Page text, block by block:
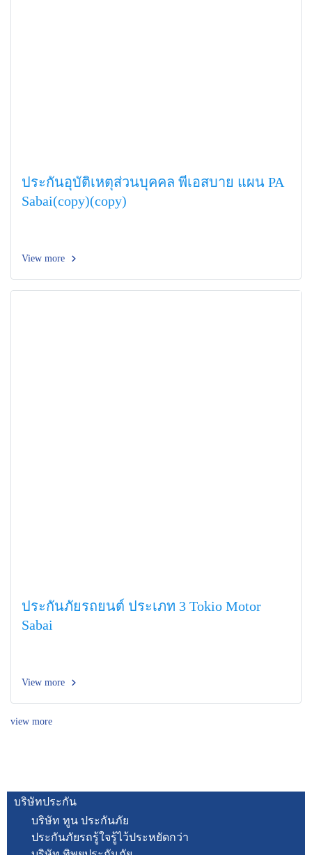
ประกันอุบัติเหตุส่วนบุคคล พีเอสบาย แผน PA
Sabai(copy)(copy)
View more
ประกันภัยรถยนต์ ประเภท 3 Tokio Motor
Sabai
View more
view more
บริษัทประกัน
บริษัท ทูน ประกันภัย
ประกันภัยรถรู้ใจรู้ไว้ประหยัดกว่า